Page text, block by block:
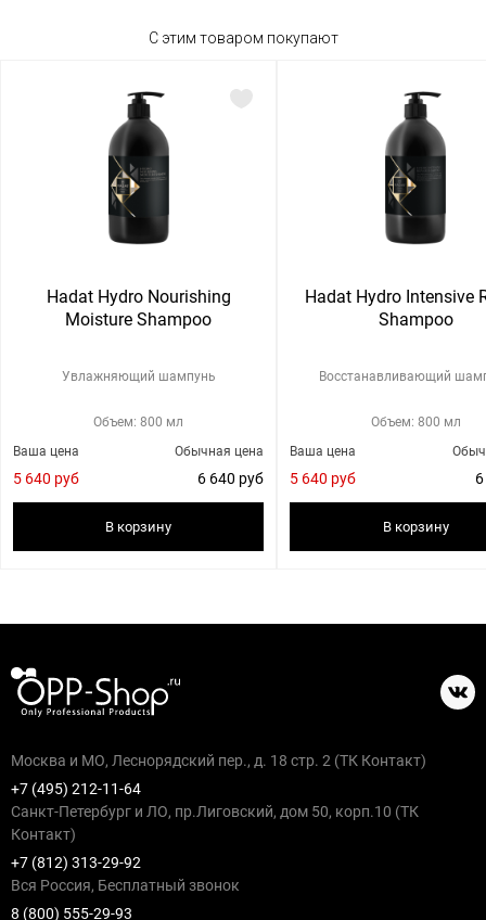
С этим товаром покупают
Hadat Hydro Nourishing
Moisture Shampoo
Увлажняющий шампунь
Объем: 800 мл
Обычная цена
6 640 руб
Ваша цена
5 640 руб
В корзину
Hadat Hydro Intensive
Shampoo
Восстанавливающий
Объем: 800 мл
Ваша цена
5 640 руб
В корзину
Москва и МО, Леснорядский пер., д. 18 стр. 2 (ТК Контакт)
+7 (495) 212-11-64
Санкт-Петербург и ЛО, пр.Лиговский, дом 50, корп.10 (ТК
Контакт)
+7 (812) 313-29-92
Вся Россия, Бесплатный звонок
8 (800) 555-29-93